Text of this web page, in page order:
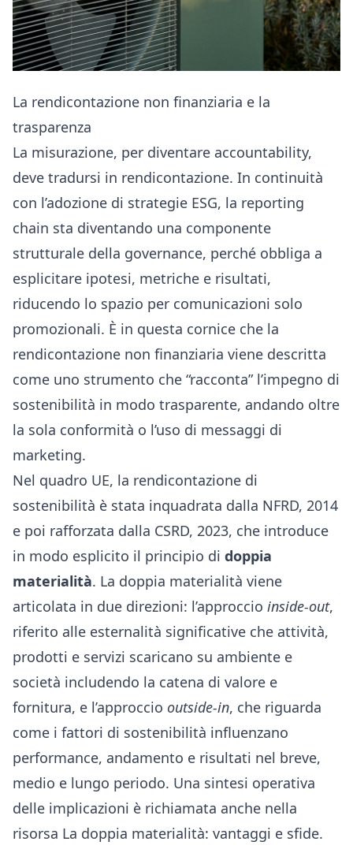
La rendicontazione non finanziaria e la
trasparenza
La misurazione, per diventare accountability,
deve tradursi in rendicontazione. In continuità
con l’adozione di strategie ESG, la reporting
chain sta diventando una componente
strutturale della governance, perché obbliga a
esplicitare ipotesi, metriche e risultati,
riducendo lo spazio per comunicazioni solo
promozionali. È in questa cornice che la
rendicontazione non finanziaria viene descritta
come uno strumento che “racconta” l’impegno di
sostenibilità in modo trasparente, andando oltre
la sola conformità o l’uso di messaggi di
marketing.
Nel quadro UE, la rendicontazione di
sostenibilità è stata inquadrata dalla NFRD, 2014
e poi rafforzata dalla CSRD, 2023, che introduce
in modo esplicito il principio di doppia
materialità. La doppia materialità viene
articolata in due direzioni: l’approccio inside-out,
riferito alle esternalità significative che attività,
prodotti e servizi scaricano su ambiente e
società includendo la catena di valore e
fornitura, e l’approccio outside-in, che riguarda
come i fattori di sostenibilità influenzano
performance, andamento e risultati nel breve,
medio e lungo periodo. Una sintesi operativa
delle implicazioni è richiamata anche nella
risorsa La doppia materialità: vantaggi e sfide.